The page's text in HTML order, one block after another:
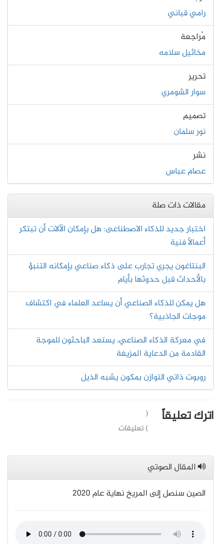
رامي قباني
مُراجعة
مخائيل سلامه
تحرير
سوار الشومري
تصميم
نور سلمان
نشر
عصام عباس
مقالات ذات صلة
اختبار جديد للذكاء الاصطناعى: هل بإمكان الآلات أن تبتكر
أعمالاً فنية
البنتاغون يجري تجارب على ذكاء صناعي بإمكانه التنبؤ
بالأحداث قبل حدوثها بأيام
هل يمكن للذكاء الصناعي أن يساعد العلماء في اكتشاف
موجات الجاذبية؟
في معركة الذكاء الصناعي، يستعد الباحثون للموجة
القادمة من الدعاية المزيفة
روبوت ذاتي التوازن بمكون يشبه الذيل
اترك تعليقاً
(
) تعليقات
المقال الصوتي
الصين سنصل إلى المريخ نهاية عام 2020